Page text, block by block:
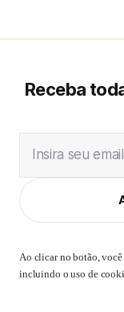
Receba
Insira seu email
Ao clicar no botão,
incluindo o uso de